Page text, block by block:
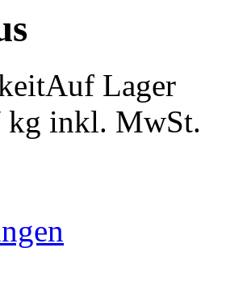
Auf Lager
kg inkl. MwSt.